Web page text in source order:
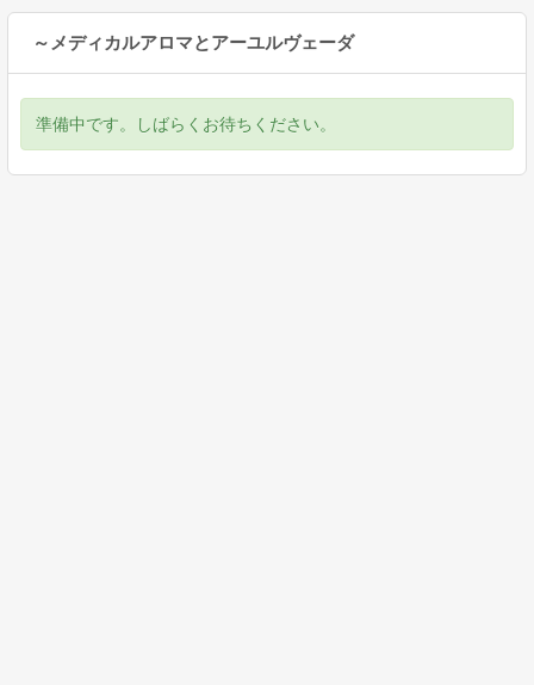
～メディカルアロマとアーユルヴェーダ
準備中です。しばらくお待ちください。